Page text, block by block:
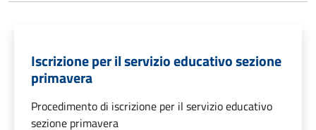
Iscrizione per il servizio educativo sezione
primavera
Procedimento di iscrizione per il servizio educativo
sezione primavera